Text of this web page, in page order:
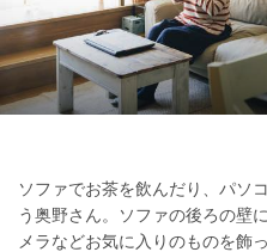
ソファでお茶を飲んだり、パソ
う奥野さん。ソファの後ろの壁
メラなどお気に入りのものを飾